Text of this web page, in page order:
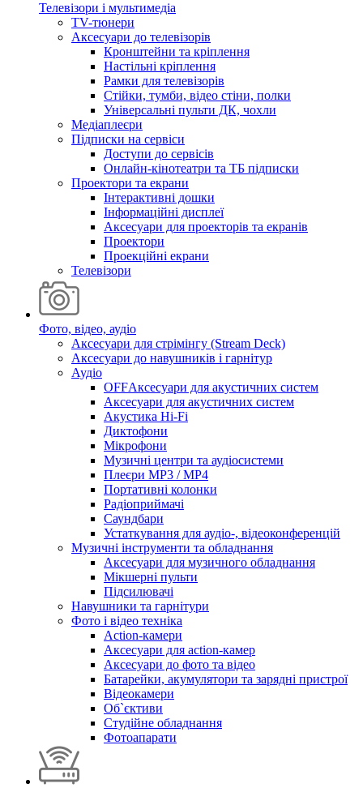
Телевізори і мультимедіа
TV-тюнери
Аксесуари до телевізорів
Кронштейни та кріплення
Настільні кріплення
Рамки для телевізорів
Стійки, тумби, відео стіни, полки
Універсальні пульти ДК, чохли
Медіаплеєри
Підписки на сервіси
Доступи до сервісів
Онлайн-кінотеатри та ТБ підписки
Проектори та екрани
Інтерактивні дошки
Інформаційні дисплеї
Аксесуари для проекторів та екранів
Проектори
Проекційні екрани
Телевізори
Фото, відео, аудіо
Аксесуари для стрімінгу (Stream Deck)
Аксесуари до навушників і гарнітур
Аудіо
OFFАксесуари для акустичних систем
Аксесуари для акустичних систем
Акустика Hi-Fi
Диктофони
Мікрофони
Музичні центри та аудіосистеми
Плеєри MP3 / MP4
Портативні колонки
Радіоприймачі
Саундбари
Устаткування для аудіо-, відеоконференцій
Музичні інструменти та обладнання
Аксесуари для музичного обладнання
Мікшерні пульти
Підсилювачі
Навушники та гарнітури
Фото і відео техніка
Action-камери
Аксесуари для action-камер
Аксесуари до фото та відео
Батарейки, акумулятори та зарядні пристрої
Відеокамери
Об`єктиви
Студійне обладнання
Фотоапарати